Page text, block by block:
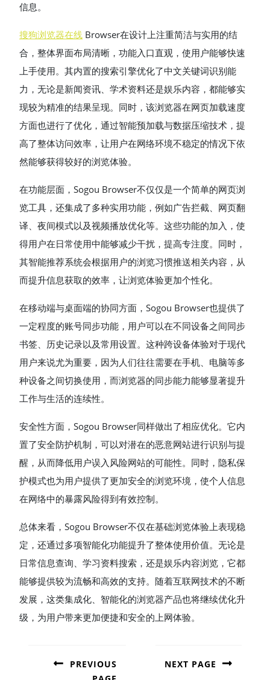
信息。
搜狗浏览器在线 Browser在设计上注重简洁与实用的结
合，整体界面布局清晰，功能入口直观，使用户能够快速
上手使用。其内置的搜索引擎优化了中文关键词识别能
力，无论是新闻资讯、学术资料还是娱乐内容，都能够实
现较为精准的结果呈现。同时，该浏览器在网页加载速度
方面也进行了优化，通过智能预加载与数据压缩技术，提
高了整体访问效率，让用户在网络环境不稳定的情况下依
然能够获得较好的浏览体验。
在功能层面，Sogou Browser不仅仅是一个简单的网页浏
览工具，还集成了多种实用功能，例如广告拦截、网页翻
译、夜间模式以及视频播放优化等。这些功能的加入，使
得用户在日常使用中能够减少干扰，提高专注度。同时，
其智能推荐系统会根据用户的浏览习惯推送相关内容，从
而提升信息获取的效率，让浏览体验更加个性化。
在移动端与桌面端的协同方面，Sogou Browser也提供了
一定程度的账号同步功能，用户可以在不同设备之间同步
书签、历史记录以及常用设置。这种跨设备体验对于现代
用户来说尤为重要，因为人们往往需要在手机、电脑等多
种设备之间切换使用，而浏览器的同步能力能够显著提升
工作与生活的连续性。
安全性方面，Sogou Browser同样做出了相应优化。它内
置了安全防护机制，可以对潜在的恶意网站进行识别与提
醒，从而降低用户误入风险网站的可能性。同时，隐私保
护模式也为用户提供了更加安全的浏览环境，使个人信息
在网络中的暴露风险得到有效控制。
总体来看，Sogou Browser不仅在基础浏览体验上表现稳
定，还通过多项智能化功能提升了整体使用价值。无论是
日常信息查询、学习资料搜索，还是娱乐内容浏览，它都
能够提供较为流畅和高效的支持。随着互联网技术的不断
发展，这类集成化、智能化的浏览器产品也将继续优化升
级，为用户带来更加便捷和安全的上网体验。
NAVIGATION
PREVIOUS
NEXT PAGE